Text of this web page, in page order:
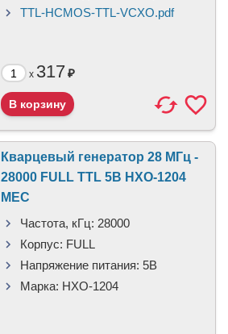
TTL-HCMOS-TTL-VCXO.pdf
x 317₽
Кварцевый генератор 28 МГц -
28000 FULL TTL 5В HXO-1204
MEC
Частота, кГц: 28000
Корпус: FULL
Напряжение питания: 5В
Марка: HXO-1204